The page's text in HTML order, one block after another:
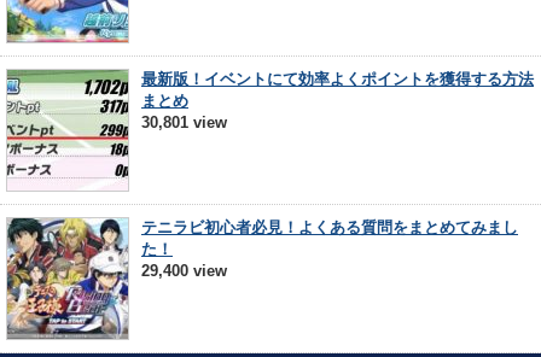
最新版！イベントにて効率よくポイントを獲得する方法
まとめ
30,801 view
テニラビ初心者必見！よくある質問をまとめてみまし
た！
29,400 view